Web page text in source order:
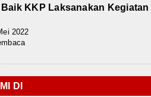
KKP Laksanakan Kegiatan
2022
DI